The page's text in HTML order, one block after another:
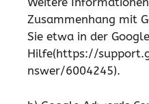
Zusammenhang mit
Sie etwa in der
Hilfe(https://
nswer/6004245).